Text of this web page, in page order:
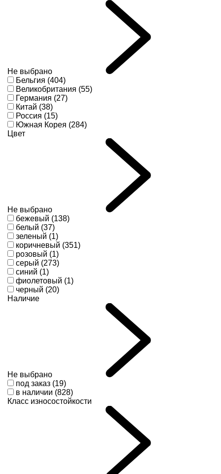
Не выбрано
Бельгия (404)
Великобритания (55)
Германия (27)
Китай (38)
Россия (15)
Южная Корея (284)
Цвет
Не выбрано
бежевый (138)
белый (37)
зеленый (1)
коричневый (351)
розовый (1)
серый (273)
синий (1)
фиолетовый (1)
черный (20)
Наличие
Не выбрано
под заказ (19)
в наличии (828)
Класс износостойкости